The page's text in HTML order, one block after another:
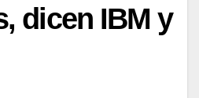
dicen IBM y